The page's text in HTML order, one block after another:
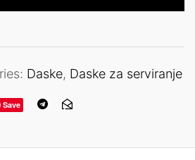
Daske, Daske za serviranje
Save